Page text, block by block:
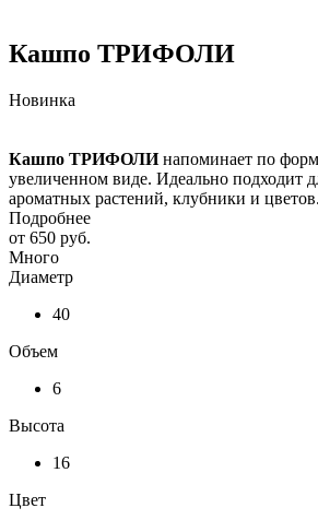
Кашпо ТРИФОЛИ
Новинка
Кашпо ТРИФОЛИнапоминает по
увеличенном виде. Идеально подходит
ароматных растений, клубники и цветов.
Подробнее
от 650 руб.
Много
Диаметр
40
Объем
6
Высота
16
Цвет